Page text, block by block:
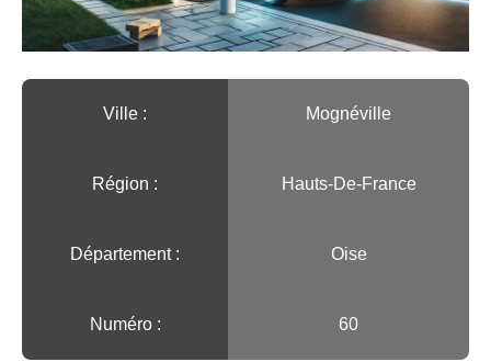
Ville :️ Mognéville
Région :️ Hauts-De-France
Département : Oise
Numéro : 60